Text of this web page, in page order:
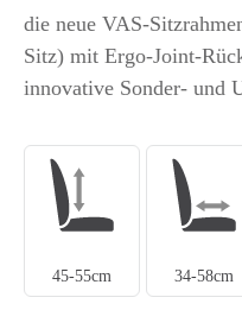
die neue VAS-
Sitz) mit Ergo-Joint-
innovative Sonder- und
45-55cm 34-58cm